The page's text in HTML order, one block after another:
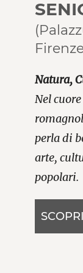
Natura,
Nel
perla di
arte,
popolari.